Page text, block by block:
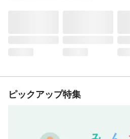
ピックアップ特集